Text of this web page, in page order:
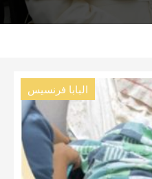
البابا فرنسيس